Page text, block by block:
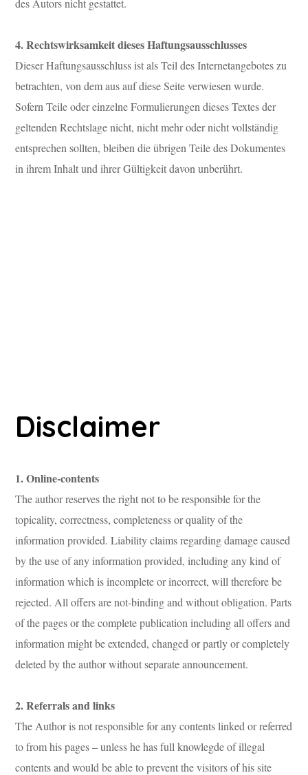
des Autors nicht gestattet.
4. Rechtswirksamkeit dieses Haftungsausschlusses
Dieser Haftungsausschluss ist als Teil des Internetangebotes zu
betrachten, von dem aus auf diese Seite verwiesen wurde.
Sofern Teile oder einzelne Formulierungen dieses Textes der
geltenden Rechtslage nicht, nicht mehr oder nicht vollständig
entsprechen sollten, bleiben die übrigen Teile des Dokumentes
in ihrem Inhalt und ihrer Gültigkeit davon unberührt.
Disclaimer
1. Online-contents
The author reserves the right not to be responsible for the
topicality, correctness, completeness or quality of the
information provided. Liability claims regarding damage caused
by the use of any information provided, including any kind of
information which is incomplete or incorrect, will therefore be
rejected. All offers are not-binding and without obligation. Parts
of the pages or the complete publication including all offers and
information might be extended, changed or partly or completely
deleted by the author without separate announcement.
2. Referrals and links
The Author is not responsible for any contents linked or referred
to from his pages – unless he has full knowlegde of illegal
contents and would be able to prevent the visitors of his site